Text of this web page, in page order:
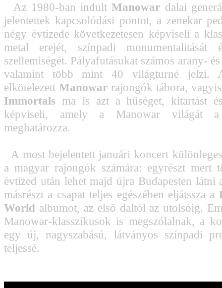
Az 1980-ban indultManowar dalai
jelentettek kapcsolódási pontot, a zenekar
négy évtizede következetesen képviseli a
metal erejét, színpadi monumentalitását
szellemiségét. Pályafutásukat számos arany-
valamint több mint 40 világturné jelzi.
elkötelezett Manowar rajongók tábora,
Immortals ma is azt a hűséget, kitartást
képviseli, amely a Manowar világát a
meghatározza.
A most bejelentett januári koncert
a magyar rajongók számára: egyrészt mert
évtized után lehet majd újra Budapesten látni
másrészt a csapat teljes egészében eljátssza a
World albumot, az első daltól az utolsóig.
Manowar-klasszikusok is megszólalnak, a
egy új, nagyszabású, látványos színpadi
teljessé.